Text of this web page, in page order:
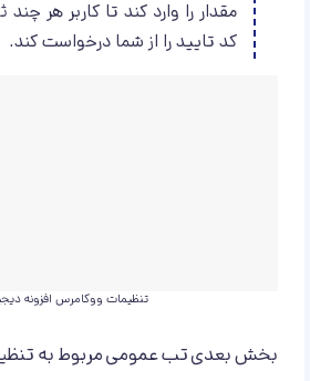
مقدار را وارد کند تا کاربر هر چند
کد تایید را از شما درخواست کند.
تنظیمات ووکامرس افزونه
بخش بعدی تب عمومی مربوط به